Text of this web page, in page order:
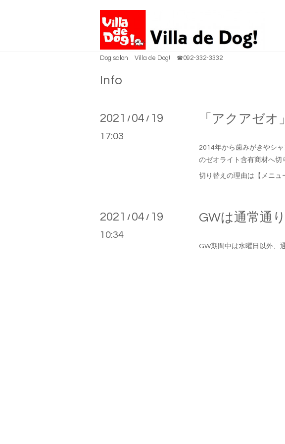
Dog salon Villa de Dog! ☎092-332-3332
Info
2021 / 04 / 19
17:03
「アクアゼ
2014年から歯みがきやシ
のゼオライト含有商材へ切
切り替えの理由は【メニュ
2021 / 04 / 19
10:34
GWは通常通
GW期間中は水曜日以外、